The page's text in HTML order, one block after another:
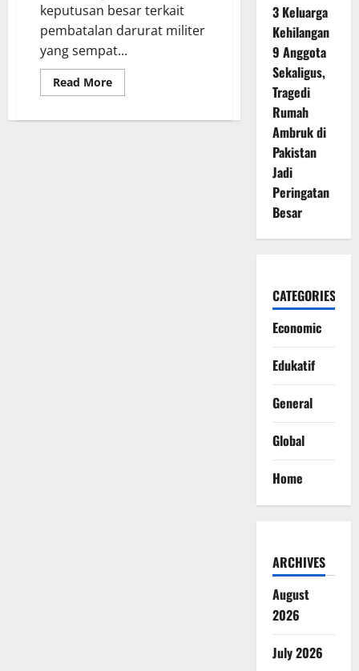
keputusan besar terkait
pembatalan darurat militer
yang sempat...
Read MoreRead
more
Yoon
3 Keluarga
Kehilangan
9 Anggota
Sekaligus,
Tragedi
Rumah
Ambruk di
Pakistan
Jadi
Peringatan
Besar
CATEGORIES
Economic
Edukatif
General
Global
Home
ARCHIVES
August
2026
July 2026